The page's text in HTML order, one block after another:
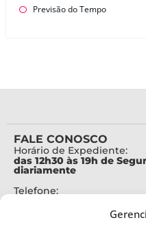
Previsão do Tempo
FALE CONOSCO
Horário de Expediente:
das 12h30 às 19h de
diariamente
Telefone: